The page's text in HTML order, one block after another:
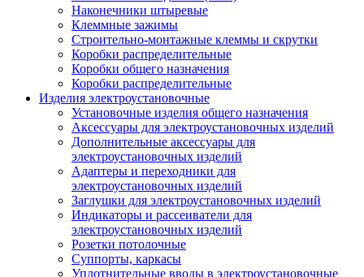
Наконечники штыревые
Клеммные зажимы
Строительно-монтажные клеммы и скрутки
Коробки распределительные
Коробки общего назначения
Коробки распределительные
Изделия электроустановочные
Установочные изделия общего назначения
Аксессуары для электроустановочных изделий
Дополнительные аксессуары для
электроустановочных изделий
Адаптеры и переходники для
электроустановочных изделий
Заглушки для электроустановочных изделий
Индикаторы и рассеиватели для
электроустановочных изделий
Розетки потолочные
Суппорты, каркасы
Уплотнительные вводы в электроустановочные